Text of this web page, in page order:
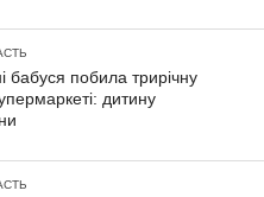
бабуся побила трирічну
дитину